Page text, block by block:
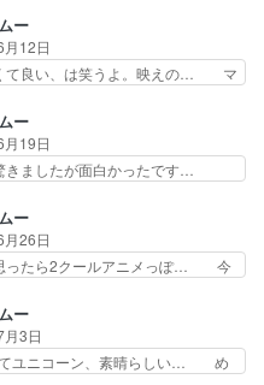
これ何か仕掛… 「鶴見は女越し
と揶揄され… 治そうとして何か
で治さな…
費は？というかし… 宇宙人は堕
何かを学びまし… 今までは、ム
分しか知らな… 猫型宇宙人同士
ったら最初… 穴守とかいう男が
な。電… 地球人の文化に染まっ
ー…… ムームーの駄々っ子は見
子…
ー
月12日
て良い、は笑うよ。映えの… マ
マンションに住んで… なるほ
だから知識豊富と。… コーヒー
動く！掃除機が自… 、天空橋の
話）が使われて… 鮫洲さん最初
こいつは… ここ数話で急にム
カスって… 鮫洲さんはなんであ
執着す…
ー
月19日
きましたが面白かったです…
ねそんな空気清浄機で楽…
のだったマイナスイオン… ）＆
クリ。ただ総理周辺の… 急に生
話で凄いな。ムーム… ついに過
ハラスメントが… 急進派が地球
ムームーって… 今までの穏やか
派の奴が地…
ー
月26日
ったら2クールアニメっぽ… 今
き方も細かく丁寧で見… サマー
なったけどちゃんと… ムームー
白かった（漫画で… サマーセー
ナイスバディな… 桜子､学校辞
ー
月3日
てユニコーン、素晴らしい… め